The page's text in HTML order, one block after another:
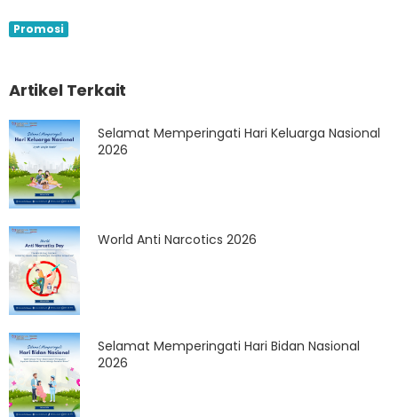
Promosi
Artikel Terkait
Selamat Memperingati Hari Keluarga Nasional
2026
World Anti Narcotics 2026
Selamat Memperingati Hari Bidan Nasional
2026